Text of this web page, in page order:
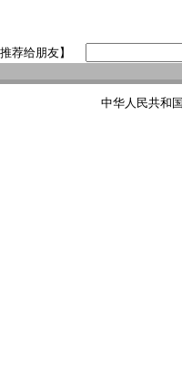
推荐给朋友】
中华人民共和